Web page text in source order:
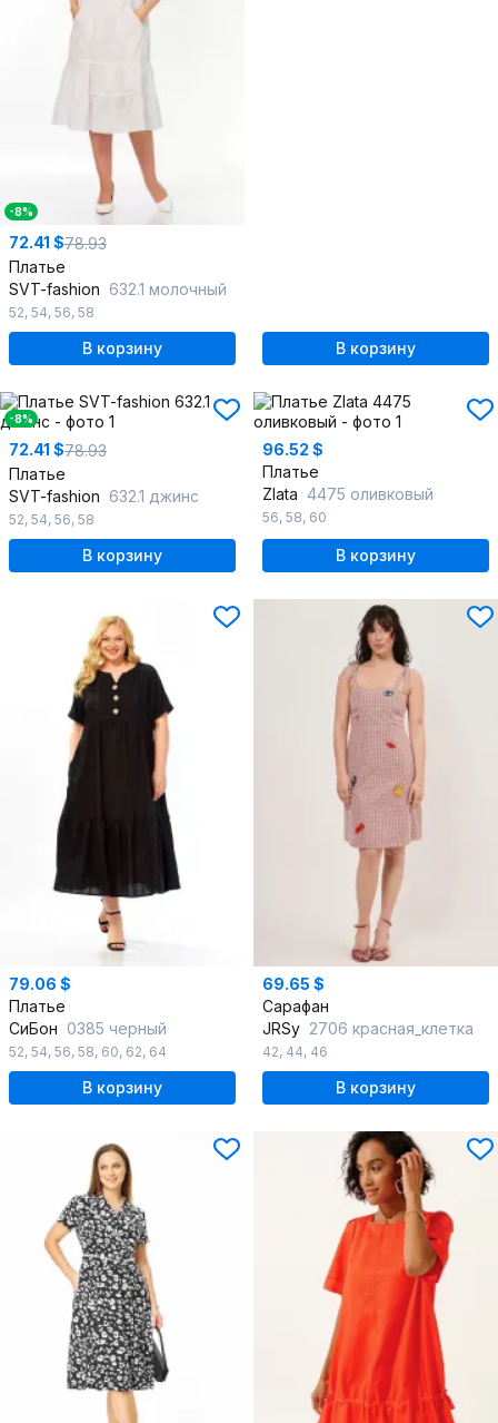
-8%
72.41 $78.93
Платье
SVT-fashion 632.1 молочный
52, 54, 56, 58
В корзину В корзину
-8%
72.41 $78.93
Платье
SVT-fashion 632.1 джинс
52, 54, 56, 58
В корзину
96.52 $
Платье
Zlata 4475 оливковый
56, 58, 60
В корзину
79.06 $
Платье
СиБон 0385 черный
52, 54, 56, 58, 60, 62, 64
В корзину
69.65 $
Сарафан
JRSy 2706 красная_клетка
42, 44, 46
В корзину